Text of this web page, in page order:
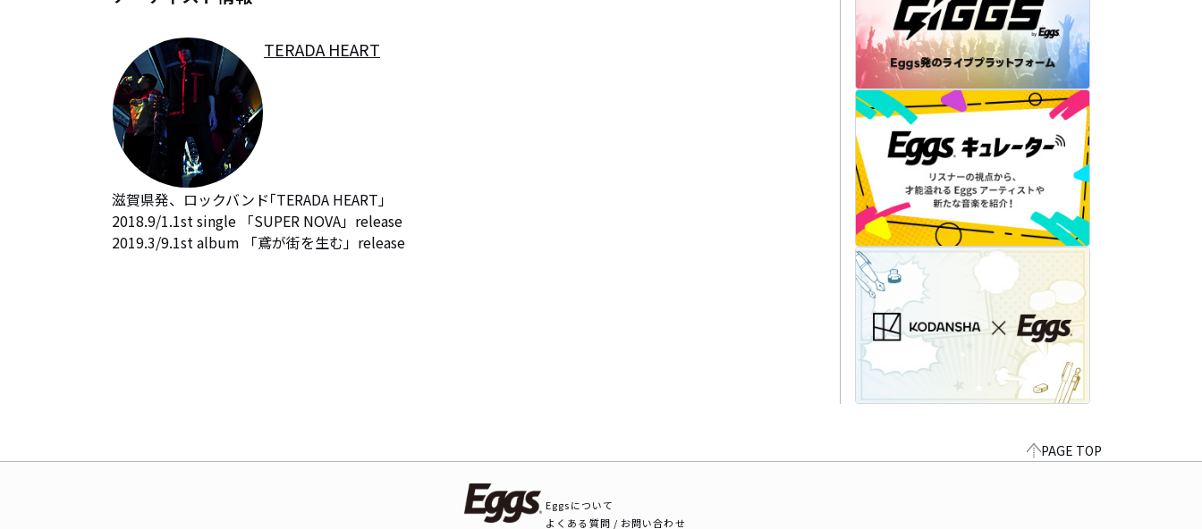
TERADA HEART
滋賀県発、ロックバンド｢TERADA HEART｣
2018.9/1.1st single 「SUPER NOVA」release
2019.3/9.1st album 「鳶が街を生む」release
PAGE TOP
Eggsについて
よくある質問 / お問い合わせ